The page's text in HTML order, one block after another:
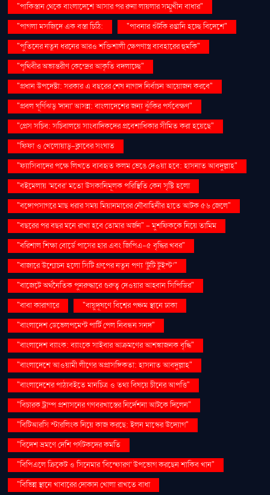
"পাকিস্তান থেকে বাংলাদেশে আসার পর রুনা লায়লার সম্মুখীন বাধার"
"পাগলা মসজিদে এক বস্তা চিঠি:
"পাবনার শুঁটকি রপ্তানি হচ্ছে বিদেশে"
"পুতিনের নতুন ধরনের আরও শক্তিশালী ক্ষেপণাস্ত্র ব্যবহারের হুমকি"
"পৃথিবীর অভ্যন্তরীণ কেন্দ্রের আকৃতি বদলাচ্ছে"
"প্রধান উপদেষ্টা: সরকার এ বছরের শেষ নাগাদ নির্বাচন আয়োজন করবে"
"প্রবল ঘূর্ণিঝড় 'দানা' আসন্ন: বাংলাদেশের জন্য ঝুঁকির পর্যবেক্ষণ"
"প্রেস সচিব: সচিবালয়ে সাংবাদিকদের প্রবেশাধিকার সীমিত করা হয়েছে"
"ফিফা ও খেলোয়াড়-ক্লাবের সংঘাত
"ফ্যাসিবাদের পক্ষে লিখতে ব্যবহৃত কলম ভেঙে দেওয়া হবে: হাসনাত আবদুল্লাহ"
"বইমেলায় ‘মবের’ মতো উসকানিমূলক পরিস্থিতি কেন সৃষ্টি হলো
"বঙ্গোপসাগরে মাছ ধরার সময় মিয়ানমারের নৌবাহিনীর হাতে আটক ৫৬ জেলে"
"বছরের পর বছর মনে রাখা হবে তোমার অর্জন" – মুশফিককে নিয়ে তামিম
"বরিশাল শিক্ষা বোর্ডে পাসের হার এবং জিপিএ-৫ বৃদ্ধির খবর"
"বাজারে উন্মোচন হলো সিটি গ্রুপের নতুন পণ্য ‘টুটি টুইস্ট’"
"বাজেটে অর্থনৈতিক পুনরুদ্ধারে গুরুত্ব দেওয়ার আহ্বান সিপিডির"
"বাবা কারাগারে
"বায়ুদূষণে বিশ্বের পঞ্চম স্থানে ঢাকা
"বাংলাদেশ ডেভেলপমেন্ট পার্টি পেল নিবন্ধন সনদ"
"বাংলাদেশ ব্যাংক: ব্যাংকে সাইবার আক্রমণের আশঙ্কাজনক বৃদ্ধি"
"বাংলাদেশে আওয়ামী লীগের অপ্রাসঙ্গিকতা: হাসনাত আবদুল্লাহ"
"বাংলাদেশের পাঠ্যবইতে মানচিত্র ও তথ্য বিষয়ে চীনের আপত্তি"
"বিচারক ট্রাম্প প্রশাসনের গণবরখাস্তের নির্দেশনা আটকে দিলেন"
"বিটিআরসি স্টারলিংক নিয়ে কাজ করছে: ইলন মাস্কের উদ্যোগ"
"বিদেশ ভ্রমণে দেশি পর্যটকদের কমতি
"বিপিএলে ক্রিকেট ও সিনেমার 'বিস্ফোরণ' উপভোগ করছেন শাকিব খান"
"বিভিন্ন স্থানে খাবারের দোকান খোলা রাখতে বাধা